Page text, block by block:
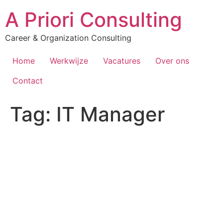
A Priori Consulting
Career & Organization Consulting
Home Werkwijze Vacatures
Over ons
Contact
Tag: IT Manager